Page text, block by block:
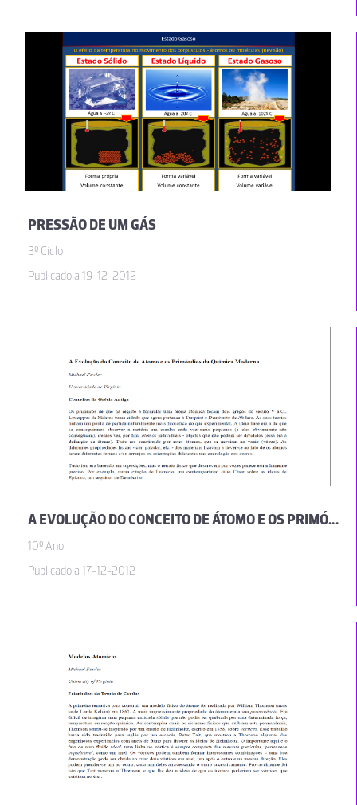
PRESSÃO DE UM GÁS
3º Ciclo
Publicado a 19-12-2012
A EVOLUÇÃO DO CONCEITO DE ÁTOMO E OS PRIMÓRDIOS DA QUÍMICA MODERNA
10º Ano
Publicado a 17-12-2012